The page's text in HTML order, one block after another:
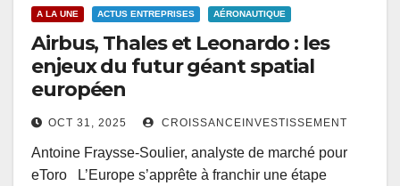
A LA UNE ACTUS ENTREPRISES AÉRONAUTIQUE
Airbus, Thales et Leonardo : les
enjeux du futur géant spatial
européen
OCT 31, 2025 CROISSANCEINVESTISSEMENT
Antoine Fraysse-Soulier, analyste de marché pour
eToro L’Europe s’apprête à franchir une étape